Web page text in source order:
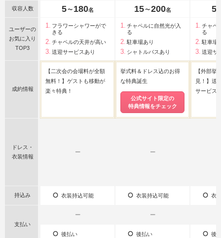
収容人数 5 〜 180名 15 〜 200名 5
ユーザーの
お気に入り
TOP3
フラワーシャワーがで
きる
チャペルの天井が高い
送迎サービスあり
チャペルに自然光が入
る
駐車場あり
シャトルバスあり
チャペ
る
駐車場
送迎サ
成約情報
【二次会の会場料が全額
無料！】ゲストも移動が
楽々特典！
挙式料＆ドレス込のお得
な特典誕生
公式サイト限定の
特典情報をチェック
【外部挙
見！】送
サービス
ドレス・
衣装情報
ー ー
持込み 衣装持込可能 衣装持込可能 衣
支払い
ー ー
後払い 後払い 後